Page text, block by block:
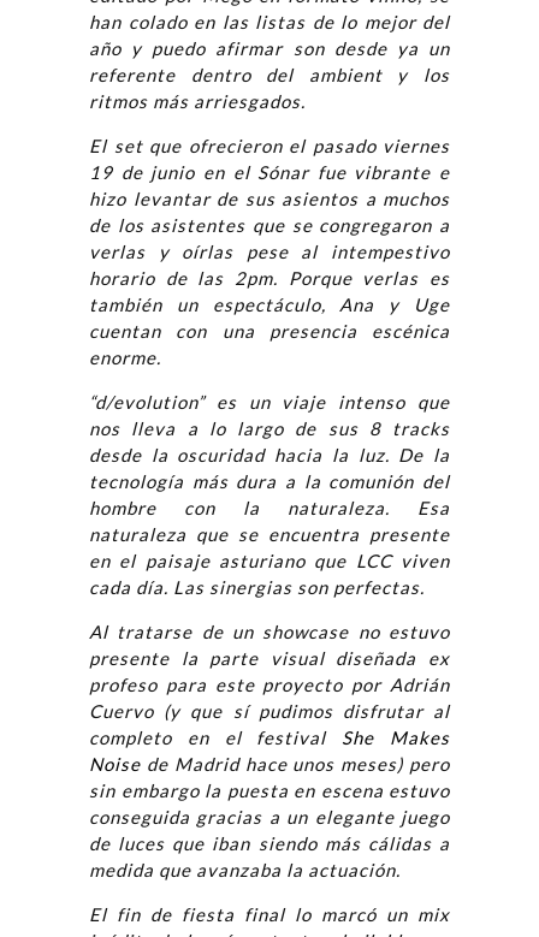
han colado en las listas de lo mejor del
año y puedo afirmar son desde ya un
referente dentro del ambient y los
ritmos más arriesgados.
El set que ofrecieron el pasado viernes
19 de junio en el Sónar fue vibrante e
hizo levantar de sus asientos a muchos
de los asistentes que se congregaron a
verlas y oírlas pese al intempestivo
horario de las 2pm. Porque verlas es
también un espectáculo, Ana y Uge
cuentan con una presencia escénica
enorme.
“d/evolution” es un viaje intenso que
nos lleva a lo largo de sus 8 tracks
desde la oscuridad hacia la luz. De la
tecnología más dura a la comunión del
hombre con la naturaleza. Esa
naturaleza que se encuentra presente
en el paisaje asturiano que LCC viven
cada día. Las sinergias son perfectas.
Al tratarse de un showcase no estuvo
presente la parte visual diseñada ex
profeso para este proyecto por Adrián
Cuervo (y que sí pudimos disfrutar al
completo en el festival She Makes
Noise de Madrid hace unos meses) pero
sin embargo la puesta en escena estuvo
conseguida gracias a un elegante juego
de luces que iban siendo más cálidas a
medida que avanzaba la actuación.
El fin de fiesta final lo marcó un mix